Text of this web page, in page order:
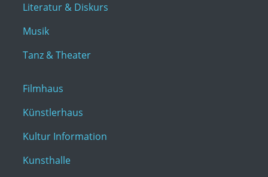
Literatur & Diskurs
Musik
Tanz & Theater
Filmhaus
Künstlerhaus
Kultur Information
Kunsthalle